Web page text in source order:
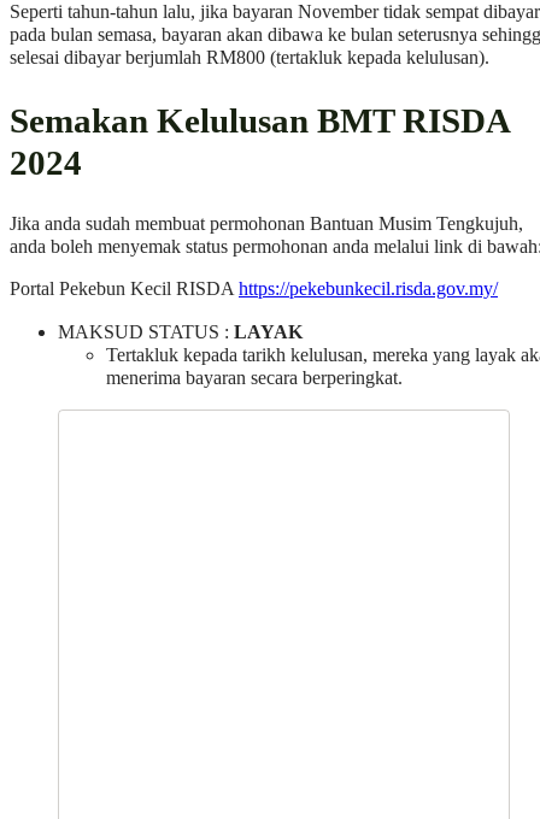
Seperti tahun-tahun lalu, jika bayaran November tidak sempat dibayar
pada bulan semasa, bayaran akan dibawa ke bulan seterusnya
selesai dibayar berjumlah RM800 (tertakluk kepada kelulusan).
Semakan Kelulusan BMT RISDA
2024
Jika anda sudah membuat permohonan Bantuan Musim Tengkujuh,
anda boleh menyemak status permohonan anda melalui link di
Portal Pekebun Kecil RISDAhttps://pekebunkecil.risda.gov.my/
MAKSUD STATUS : LAYAK
Tertakluk kepada tarikh kelulusan, mereka yang layak
menerima bayaran secara berperingkat.